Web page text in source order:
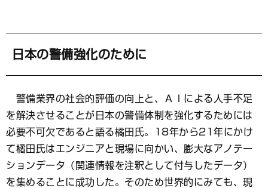
日本の警備強化のために
警備業界の社会的評価の向上と、ＡＩによる人手不足
を解決させることが日本の警備体制を強化するためには
必要不可欠であると語る橘田氏。18年から21年にかけ
て橘田氏はエンジニアと現場に向かい、膨大なアノテー
ションデータ（関連情報を注釈として付与したデータ）
を集めることに成功した。そのため世界的にみても、現